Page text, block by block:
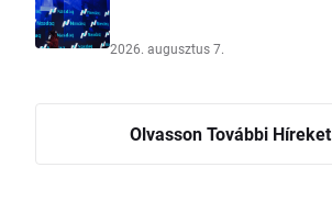
2026. augusztus 7.
Olvasson További Híreket